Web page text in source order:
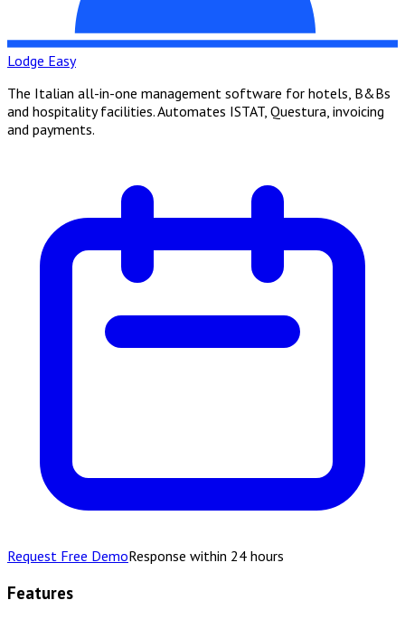
Lodge Easy
The Italian all-in-one management software for hotels, B&Bs
and hospitality facilities. Automates ISTAT, Questura, invoicing
and payments.
Request Free DemoResponse within 24 hours
Features